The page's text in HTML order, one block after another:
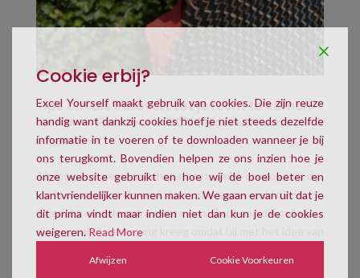
Tips om als introvert tot je recht te komen
doorAimée Floris|mei 16, 2021|Nieuws ,Personal
development
Als introvert persoon is het soms moeilijk om goed uit de
verf te komen op de werkvloer en in een wereld die is
ingericht voor de extraverte mens. Denk aan die collega
die een salarisverhoging kreeg omdat hij met het idee van
Cookie erbij?
Excel Yourself maakt gebruik van cookies. Die zijn reuze
handig want dankzij cookies hoef je niet steeds dezelfde
informatie in te voeren of te downloaden wanneer je bij
ons terugkomt. Bovendien helpen ze ons inzien hoe je
onze website gebruikt en hoe wij de boel beter en
klantvriendelijker kunnen maken. We gaan ervan uit dat je
dit prima vindt maar indien niet dan kun je de cookies
weigeren. Read More
Afwijzen Cookie Voorkeuren